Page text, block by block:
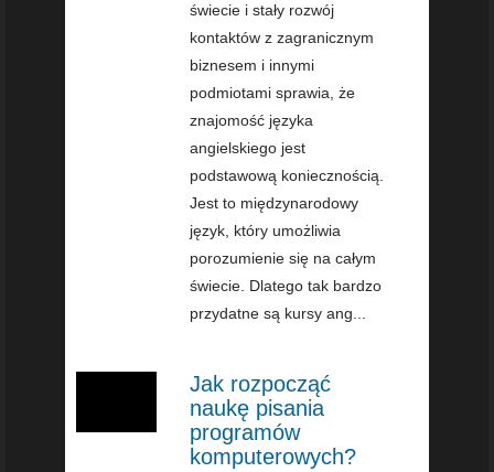
świecie i stały rozwój
kontaktów z zagranicznym
biznesem i innymi
podmiotami sprawia, że
znajomość języka
angielskiego jest
podstawową koniecznością.
Jest to międzynarodowy
język, który umożliwia
porozumienie się na całym
świecie. Dlatego tak bardzo
przydatne są kursy ang...
Jak rozpocząć
naukę pisania
programów
komputerowych?